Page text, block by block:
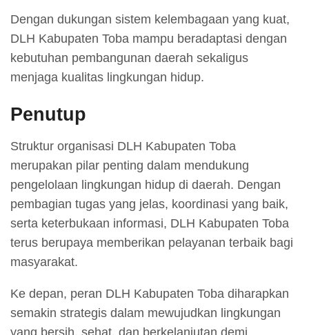
Dengan dukungan sistem kelembagaan yang kuat,
DLH Kabupaten Toba mampu beradaptasi dengan
kebutuhan pembangunan daerah sekaligus
menjaga kualitas lingkungan hidup.
Penutup
Struktur organisasi DLH Kabupaten Toba
merupakan pilar penting dalam mendukung
pengelolaan lingkungan hidup di daerah. Dengan
pembagian tugas yang jelas, koordinasi yang baik,
serta keterbukaan informasi, DLH Kabupaten Toba
terus berupaya memberikan pelayanan terbaik bagi
masyarakat.
Ke depan, peran DLH Kabupaten Toba diharapkan
semakin strategis dalam mewujudkan lingkungan
yang bersih, sehat, dan berkelanjutan demi